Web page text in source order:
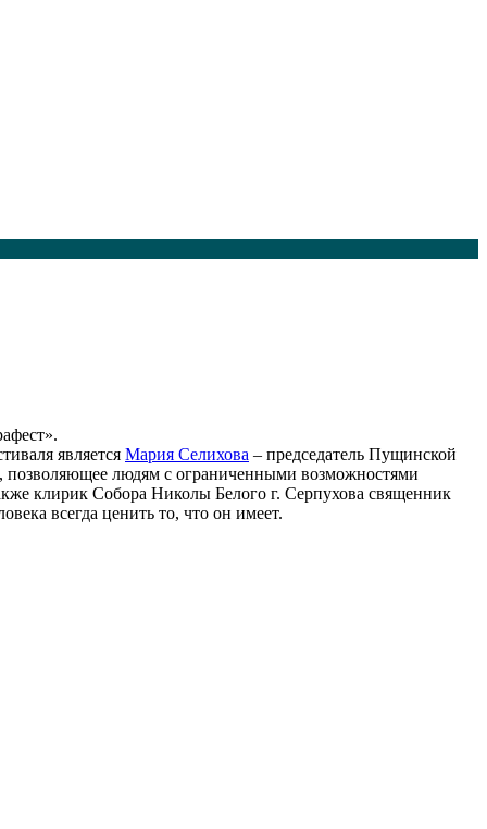
является Мария Селихова – председатель Пущинской
позволяющее людям с ограниченными возможностями
клирик Собора Николы Белого г. Серпухова священник
всегда ценить то, что он имеет.